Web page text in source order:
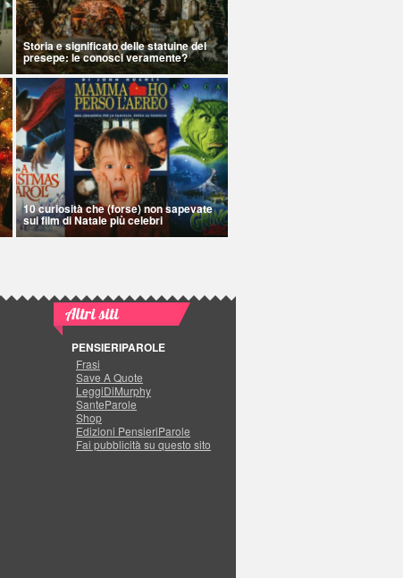
Storia e significato delle statuine del
presepe: le conosci veramente?
10 curiosità che (forse) non sapevate
sui film di Natale più celebri
Altri siti
PENSIERIPAROLE
Frasi
Save A Quote
LeggiDiMurphy
SanteParole
Shop
Edizioni PensieriParole
Fai pubblicità su questo sito